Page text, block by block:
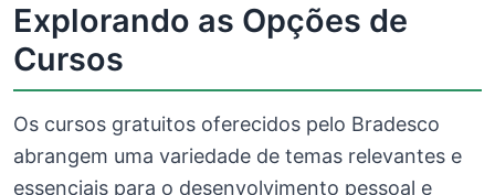
Explorando as Opções de
Cursos
Os cursos gratuitos oferecidos pelo Bradesco
abrangem uma variedade de temas relevantes e
essenciais para o desenvolvimento pessoal e